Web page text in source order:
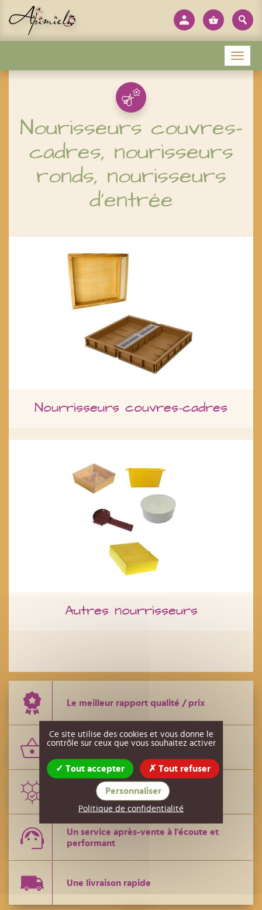
Nourisseurs couvres-
cadres, nourisseurs
ronds, nourisseurs
d'entrée
Nourrisseurs couvres-cadres
Autres nourrisseurs
Le meilleur rapport qualité / prix
Le plus grand nombre de références
Des conseils de techniciens
Un service après-vente à l'écoute et
performant
Une livraison rapide
Menu
Panneau de gestion des cookies
Ce site utilise des cookies et vous donne le
contrôle sur ceux que vous souhaitez activer
Tout accepter Tout refuser
Personnaliser
Politique de confidentialité